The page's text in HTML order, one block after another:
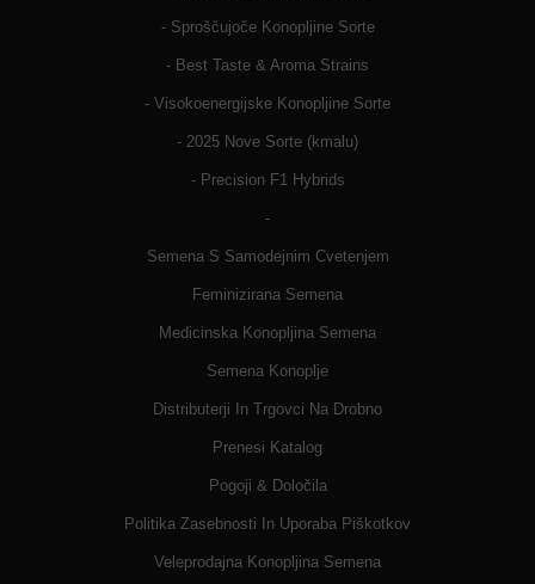
- Sproščujoče Konopljine Sorte
- Best Taste & Aroma Strains
- Visokoenergijske Konopljine Sorte
- 2025 Nove Sorte (kmalu)
- Precision F1 Hybrids
-
Semena S Samodejnim Cvetenjem
Feminizirana Semena
Medicinska Konopljina Semena
Semena Konoplje
Distributerji In Trgovci Na Drobno
Prenesi Katalog
Pogoji & Določila
Politika Zasebnosti In Uporaba Piškotkov
Veleprodajna Konopljina Semena